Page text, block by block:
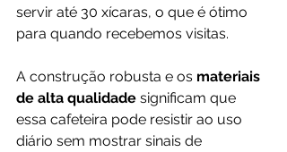
servir até 30 xícaras, o que é ótimo
para quando recebemos visitas.
A construção robusta e os materiais
de alta qualidade significam que
essa cafeteira pode resistir ao uso
diário sem mostrar sinais de